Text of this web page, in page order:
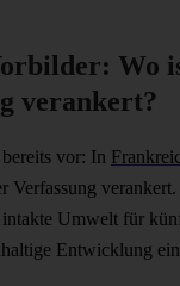
Wo
verankert?
vor: In
Verfassung
intakte Umwelt für
Entwicklung